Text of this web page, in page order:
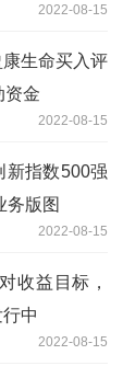
2022-08-15
生命买入评
资金
2022-08-15
新指数500强
务版图
2022-08-15
收益目标，
中
2022-08-15